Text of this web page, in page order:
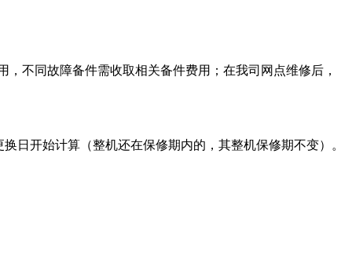
不同故障备件需收取相关备件费用；在我司网点维修后，
日开始计算（整机还在保修期内的，其整机保修期不变）。